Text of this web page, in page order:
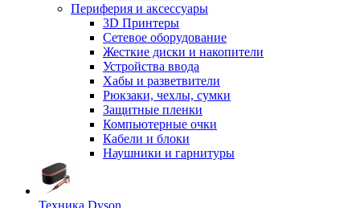
Периферия и аксессуары
3D Принтеры
Сетевое оборудование
Жесткие диски и накопители
Устройства ввода
Хабы и разветвители
Рюкзаки, чехлы, сумки
Защитные пленки
Компьютерные очки
Кабели и блоки
Наушники и гарнитуры
Техника Dyson